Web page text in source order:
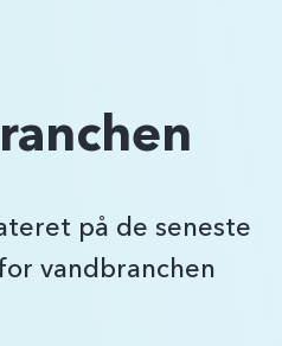
på de seneste
vandbranchen